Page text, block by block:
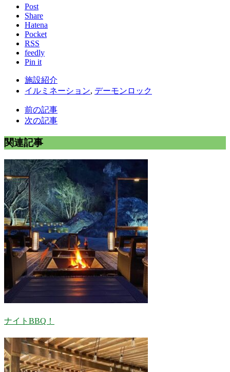
Post
Share
Hatena
Pocket
RSS
feedly
Pin it
施設紹介
イルミネーション, デーモンロック
前の記事
次の記事
関連記事
ナイトBBQ！